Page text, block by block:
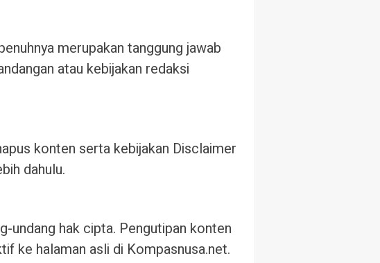
merupakan tanggung jawab
atau kebijakan redaksi
konten serta kebijakan Disclaimer
dahulu.
undang hak cipta. Pengutipan konten
ke halaman asli di Kompasnusa.net.